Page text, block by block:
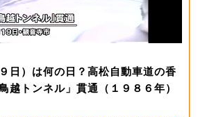
日）は何の日？高松自動車道の香
越トンネル」貫通（１９８６年）